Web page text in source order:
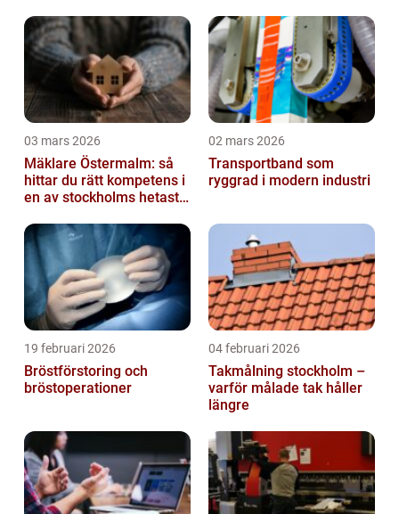
03 mars 2026
Mäklare Östermalm: så
hittar du rätt kompetens i
en av stockholms hetaste
02 mars 2026
Transportband som
ryggrad i modern industri
19 februari 2026
Bröstförstoring och
bröstoperationer
04 februari 2026
Takmålning stockholm –
varför målade tak håller
längre